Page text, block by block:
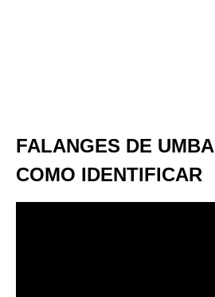
FALANGES DE
COMO IDENTIFICAR